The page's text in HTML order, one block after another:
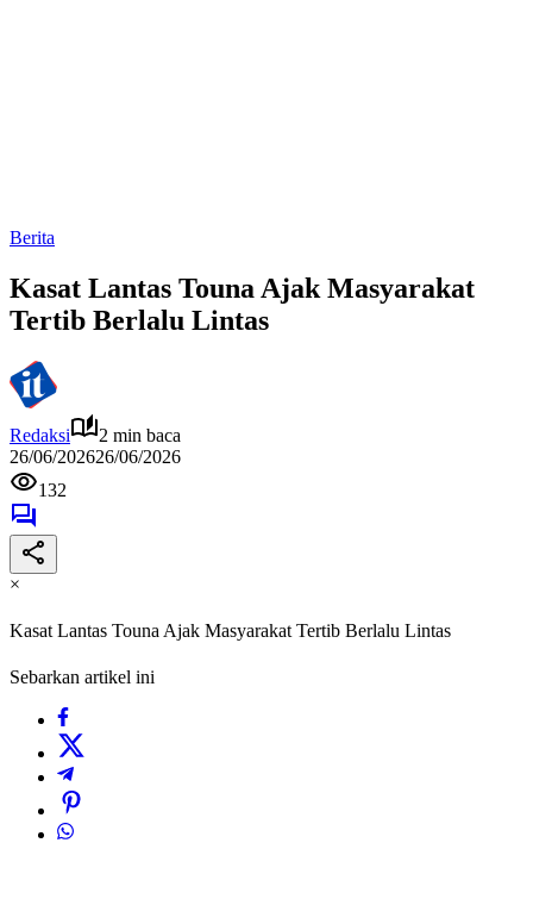
Berita
Kasat Lantas Touna Ajak Masyarakat
Tertib Berlalu Lintas
Redaksi
2 min baca
26/06/202626/06/2026
132
×
Kasat Lantas Touna Ajak Masyarakat Tertib Berlalu Lintas
Sebarkan artikel ini